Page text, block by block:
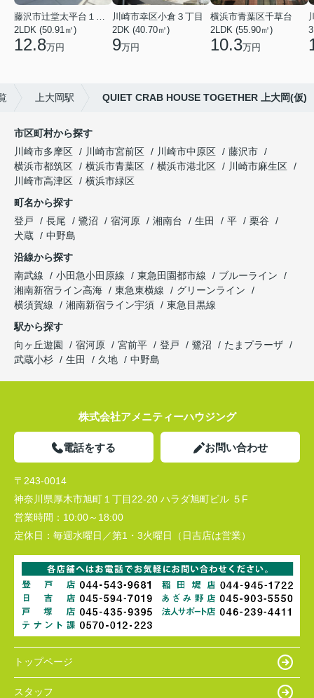
2LDK (50.91㎡)
12.8万円
川崎市幸区小倉３丁目
2DK (40.70㎡)
9万円
横浜市青葉区千草台
2LDK (55.90㎡)
10.3万円
上大岡駅 QUIET CRAB HOUSE TOGETHER 上大岡(仮)
市区町村から探す
川崎市多摩区
川崎市宮前区 川崎市中原区
藤沢市
横浜市都筑区
横浜市青葉区 横浜市港北区
川崎市麻生区
川崎市高津区
横浜市緑区
町名から探す
登戸
長尾 鷺沼 宿河原 湘南台 生田 平
栗谷
犬蔵
中野島
沿線から探す
南武線
小田急小田原線 東急田園都市線
ブルーライン
湘南新宿ライン高海
東急東横線
グリーンライン
横須賀線
湘南新宿ライン宇須
東急目黒線
駅から探す
向ヶ丘遊園
宿河原 宮前平 登戸 鷺沼
たまプラーザ
武蔵小杉
生田 久地 中野島
株式会社アメニティーハウジング
電話をする お問い合わせ
〒243-0014
神奈川県厚木市旭町１丁目22-20 ハラダ旭町ビル ５F
営業時間： 10:00～18:00
定休日： 毎週水曜日／第1・3火曜日（日吉店は営業）
トップページ
スタッフ